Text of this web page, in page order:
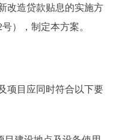
改造贷款贴息的实施方
），制定本方案。
目应同时符合以下要